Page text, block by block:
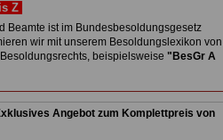
Z
Beamte ist im Bundesbesoldungsgesetz
wir mit unserem Besoldungslexikon von
beispielsweise "BesGr A
Angebot zum Komplettpreis von